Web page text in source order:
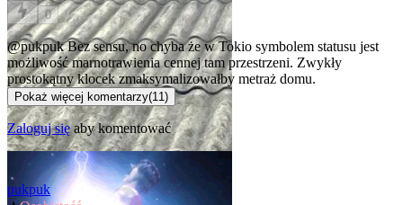
0
@pukpukBez sensu, no chyba że w Tokio symbolem statusu jest
możliwość marnotrawienia cennej tam przestrzeni. Zwykły
prostokątny klocek zmaksymalizowałby metraż domu.
Pokaż więcej komentarzy(11)
Zaloguj sięaby komentować
pukpuk